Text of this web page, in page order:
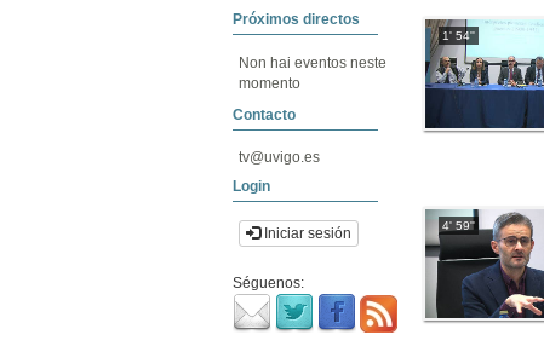
Próximos directos
Non hai eventos neste
momento
Contacto
tv@uvigo.es
Login
Iniciar sesión
Séguenos:
1' 54''
4' 59''